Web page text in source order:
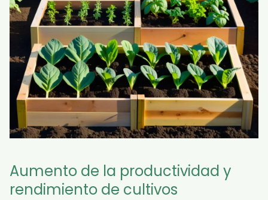
Aumento de la productividad y
rendimiento de cultivos